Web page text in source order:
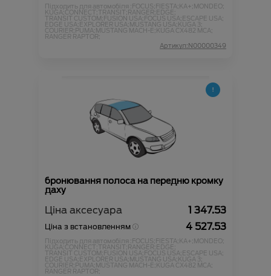
Підходить для автомобіля :FOCUS;FIESTA;KA+;MONDEO;
KUGA;CONNECT;TRANSIT;RANGER;EDGE;
TRANSIT CUSTOM;FUSION USA;FOCUS USA;ESCAPE USA;
EDGE USA;EXPLORER USA;MUSTANG USA;KUGA 3;
COURIER;PUMA;MUSTANG MACH-E;KUGA CX482 MCA;
RANGER RAPTOR;
Артикул:N00000349
бронювання полоса на передню кромку
даху
Ціна аксесуара 1 347.53
Ціна з встановленням 4 527.53
Підходить для автомобіля :FOCUS;FIESTA;KA+;MONDEO;
KUGA;CONNECT;TRANSIT;RANGER;EDGE;
TRANSIT CUSTOM;FUSION USA;FOCUS USA;ESCAPE USA;
EDGE USA;EXPLORER USA;MUSTANG USA;KUGA 3;
COURIER;PUMA;MUSTANG MACH-E;KUGA CX482 MCA;
RANGER RAPTOR;